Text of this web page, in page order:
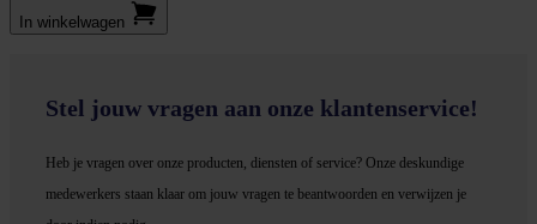
In winkel­wagen
Stel jouw vragen aan onze klantenservice!
Heb je vragen over onze producten, diensten of service? Onze deskundige
medewerkers staan klaar om jouw vragen te beantwoorden en verwijzen je